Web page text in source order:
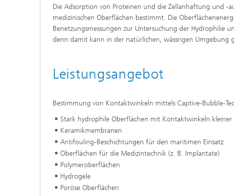
Die Adsorption von Proteinen und die Zellanhaftung und -
medizinischen Oberflächen bestimmt. Die
Benetzungsmessungen zur Untersuchung der Hydrophilie
denn damit kann in der natürlichen, wässrigen Umgebung
Leistungsangebot
Bestimmung von Kontaktwinkeln mittels Captive-Bubble-
Stark hydrophile Oberflächen mit Kontaktwinkeln kleiner
Keramikmembranen
Antifouling-Beschichtungen für den maritimen Einsatz
Oberflächen für die Medizintechnik (z. B. Implantate)
Polymeroberflächen
Hydrogele
Poröse Oberflächen